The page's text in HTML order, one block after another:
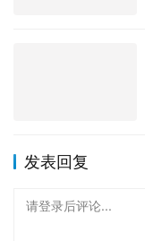
发表回复
请登录后评论...